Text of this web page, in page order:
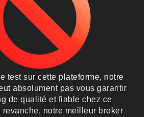
test sur cette plateforme, notre
absolument pas vous garantir
de qualité et fiable chez ce
revanche, notre meilleur broker